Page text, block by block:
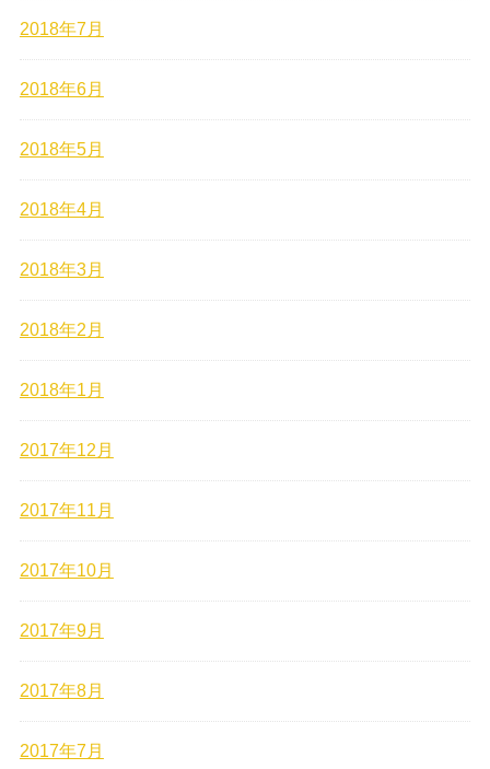
2018年7月
2018年6月
2018年5月
2018年4月
2018年3月
2018年2月
2018年1月
2017年12月
2017年11月
2017年10月
2017年9月
2017年8月
2017年7月